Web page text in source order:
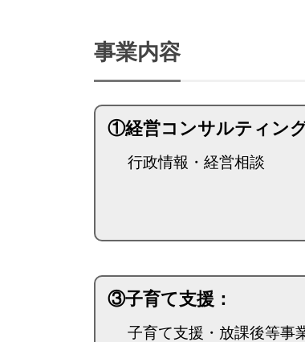
事業内容
①経営コンサルティング
行政情報・経営相談
③子育て支援：
子育て支援・放課後等事